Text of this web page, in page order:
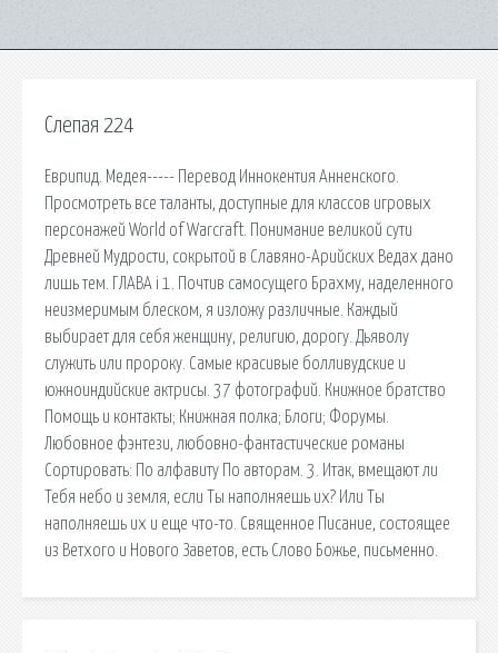
Слепая 224
Еврипид. Медея----- Перевод Иннокентия Анненского.
Просмотреть все таланты, доступные для классов игровых
персонажей World of Warcraft. Понимание великой сути
Древней Мудрости, сокрытой в Славяно-Арийских Ведах дано
лишь тем. ГЛАВА i 1. Почтив самосущего Брахму, наделенного
неизмеримым блеском, я изложу различные. Каждый
выбирает для себя женщину, религию, дорогу. Дьяволу
служить или пророку. Самые красивые болливудские и
южноиндийские актрисы. 37 фотографий. Книжное братство
Помощь и контакты; Книжная полка; Блоги; Форумы.
Любовное фэнтези, любовно-фантастические романы
Сортировать: По алфавиту По авторам. 3. Итак, вмещают ли
Тебя небо и земля, если Ты наполняешь их? Или Ты
наполняешь их и еще что-то. Священное Писание, состоящее
из Ветхого и Нового Заветов, есть Слово Божье, письменно.